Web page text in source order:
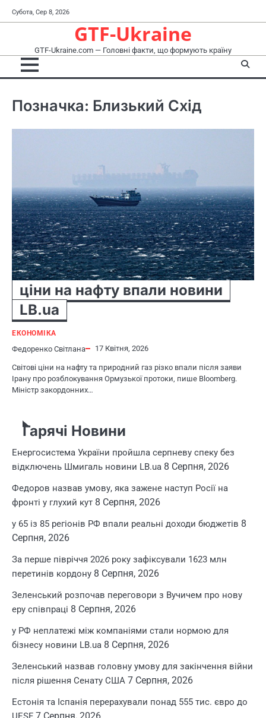
Перейти
до
Субота, Сер 8, 2026
GTF-Ukraine
GTF-Ukraine.com — Головні факти, що формують країну
Позначка: Близький Схід
ціни на нафту впали новини
LB.ua
ЕКОНОМІКА
Федоренко Світлана 17 Квітня, 2026
Світові ціни на нафту та природний газ різко впали після заяви
Ірану про розблокування Ормузької протоки, пише Bloomberg.
Міністр закордонних…
Гарячі Новини
Енергосистема України пройшла серпневу спеку без
відключень Шмигаль новини LB.ua 8 Серпня, 2026
Федоров назвав умову, яка зажене наступ Росії на
фронті у глухий кут 8 Серпня, 2026
у 65 із 85 регіонів РФ впали реальні доходи бюджетів 8
Серпня, 2026
За перше півріччя 2026 року зафіксували 1623 млн
перетинів кордону 8 Серпня, 2026
Зеленський розпочав переговори з Вучичем про нову
еру співпраці 8 Серпня, 2026
у РФ неплатежі між компаніями стали нормою для
бізнесу новини LB.ua 8 Серпня, 2026
Зеленський назвав головну умову для закінчення війни
після рішення Сенату США 7 Серпня, 2026
Естонія та Іспанія перерахували понад 555 тис. євро до